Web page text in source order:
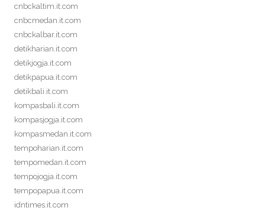
cnbckaltim.it.com
cnbcmedan.it.com
cnbckalbar.it.com
detikharian.it.com
detikjogja.it.com
detikpapua.it.com
detikbali.it.com
kompasbali.it.com
kompasjogja.it.com
kompasmedan.it.com
tempoharian.it.com
tempomedan.it.com
tempojogja.it.com
tempopapua.it.com
idntimes.it.com